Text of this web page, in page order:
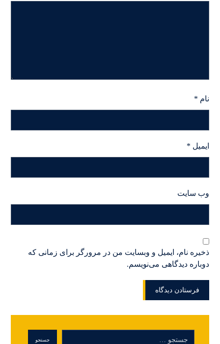
نام *
ایمیل *
وب‌ سایت
ذخیره نام، ایمیل و وبسایت من در مرورگر برای زمانی که
دوباره دیدگاهی می‌نویسم.